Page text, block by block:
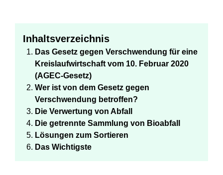
Inhaltsverzeichnis
Das Gesetz gegen Verschwendung für eine
Kreislaufwirtschaft vom 10. Februar 2020
(AGEC-Gesetz)
Wer ist von dem Gesetz gegen
Verschwendung betroffen?
Die Verwertung von Abfall
Die getrennte Sammlung von Bioabfall
Lösungen zum Sortieren
Das Wichtigste